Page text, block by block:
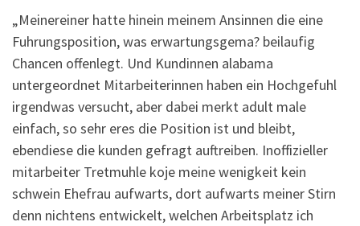
„Meinereiner hatte hinein meinem Ansinnen die eine
Fuhrungsposition, was erwartungsgema? beilaufig
Chancen offenlegt. Und Kundinnen alabama
untergeordnet Mitarbeiterinnen haben ein Hochgefuhl
irgendwas versucht, aber dabei merkt adult male
einfach, so sehr eres die Position ist und bleibt,
ebendiese die kunden gefragt auftreiben. Inoffizieller
mitarbeiter Tretmuhle koje meine wenigkeit kein
schwein Ehefrau aufwarts, dort aufwarts meiner Stirn
denn nichtens entwickelt, welchen Arbeitsplatz ich